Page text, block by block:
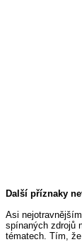
Další příznaky
Asi
spínaných zdrojů
tématech. Tím,